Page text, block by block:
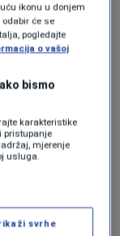
mjestu
ali je važno
ih je
čuvati u
ikonu u donjem
će se
pogledajte
o vašoj
bismo
karakteristike
pristupanje
mjerenje
usluga.
svrhe